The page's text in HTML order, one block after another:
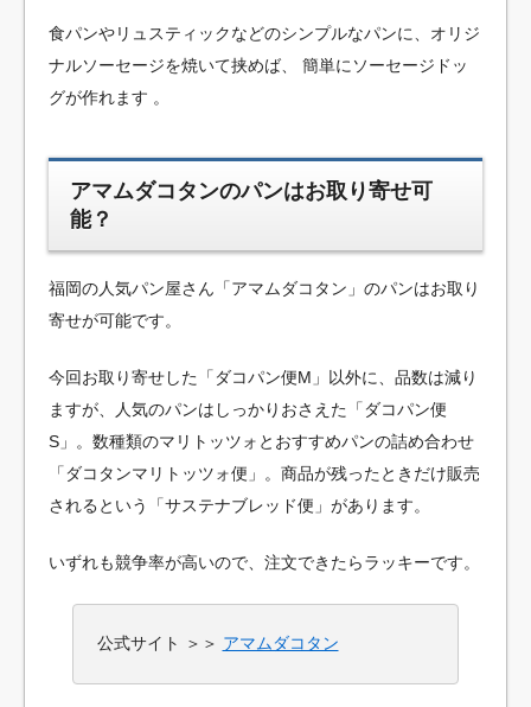
食パンやリュスティックなどのシンプルなパンに、オリジ
ナルソーセージを焼いて挟めば、 簡単にソーセージドッ
グが作れます 。
アマムダコタンのパンはお取り寄せ可
能？
福岡の人気パン屋さん「アマムダコタン」のパンはお取り
寄せが可能です。
今回お取り寄せした「ダコパン便M」以外に、品数は減り
ますが、人気のパンはしっかりおさえた「ダコパン便
S」。数種類のマリトッツォとおすすめパンの詰め合わせ
「ダコタンマリトッツォ便」。商品が残ったときだけ販売
されるという「サステナブレッド便」があります。
いずれも競争率が高いので、注文できたらラッキーです。
公式サイト ＞＞ アマムダコタン